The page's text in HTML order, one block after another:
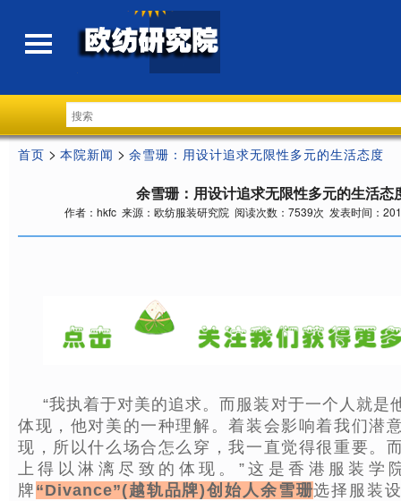
首页 > 本院新闻 > 余雪珊：用设计追求无限性多元的生活态度
余雪珊：用设计追求无限性多元的生活态
作者：hkfc 来源：欧纺服装研究院 阅读次数：7539次 发表时间：
“我执着于对美的追求。而服装对于一个人就是
体现，他对美的一种理解。着装会影响着我们潜
现，所以什么场合怎么穿，我一直觉得很重要。
上得以淋漓尽致的体现。”这是香港服装学
牌 “Divance”(越轨品牌)创始人余雪珊选择服装